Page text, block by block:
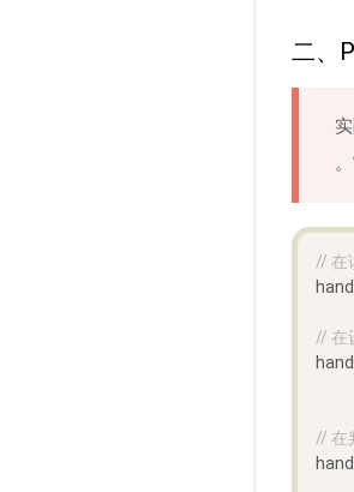
二、
// 在
// 在
// 在